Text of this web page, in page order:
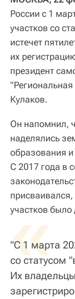
России с 1
участков со
истечет
их
президент
Кулаков.
Он напомнил,
наделялись
образования и
С 2017 года в
участков было
«
"С 1 марта
со статусом
Их